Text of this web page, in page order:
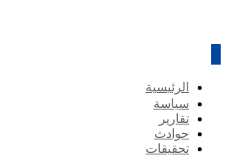
الرئيسية
سياسة
تقارير
حوادث
تحقيقات